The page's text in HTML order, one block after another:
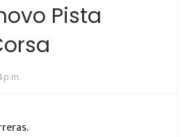
Pista
p.m.